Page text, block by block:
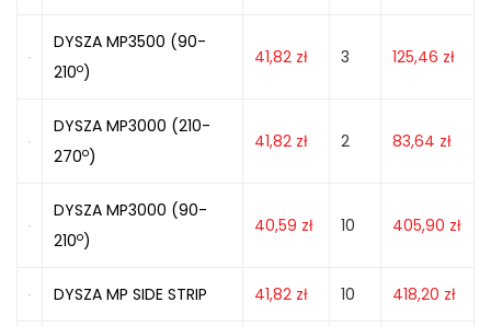
DYSZA MP3500 (90-
210o)
41,82 zł 3 125,46 zł
DYSZA MP3000 (210-
270o)
41,82 zł 2 83,64 zł
DYSZA MP3000 (90-
210o)
40,59 zł 10 405,90 zł
DYSZA MP SIDE STRIP 41,82 zł 10 418,20 zł